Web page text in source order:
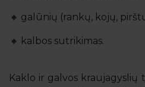
galūnių (rankų, kojų,
kalbos sutrikimas.
Kaklo ir galvos kraujagyslių